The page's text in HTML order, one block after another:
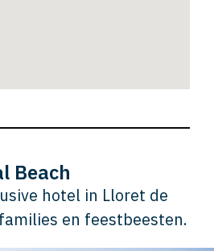
Beach
hotel in Lloret de
en feestbeesten.